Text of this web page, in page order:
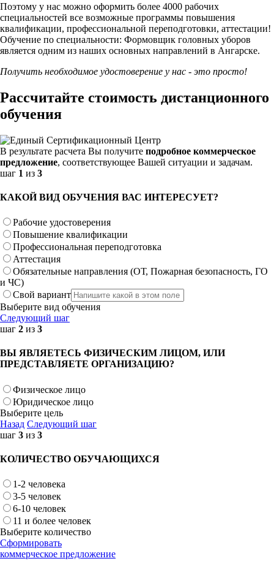
Поэтому у нас можно оформить более 4000 рабочих
специальностей все возможные программы повышения
квалификации, профессиональной переподготовки, аттестации!
Обучение по специальности: Формовщик головных уборов
является одним из наших основных направлений в Ангарске.
Получить необходимое удостоверение у нас - это просто!
Рассчитайте стоимость дистанционного
обучения
В результате расчета Вы получите подробное коммерческое
предложение, соответствующее Вашей ситуации и задачам.
шаг 1 из 3
КАКОЙ ВИД ОБУЧЕНИЯ ВАС ИНТЕРЕСУЕТ?
Рабочие удостоверения
Повышение квалификации
Профессиональная переподготовка
Аттестация
Обязательные направления (ОТ, Пожарная безопасность, ГО
и ЧС)
Свой вариант
Выберите вид обучения
Следующий шаг
шаг 2 из 3
ВЫ ЯВЛЯЕТЕСЬ ФИЗИЧЕСКИМ ЛИЦОМ, ИЛИ
ПРЕДСТАВЛЯЕТЕ ОРГАНИЗАЦИЮ?
Физическое лицо
Юридическое лицо
Выберите цель
Назад Следующий шаг
шаг 3 из 3
КОЛИЧЕСТВО ОБУЧАЮЩИХСЯ
1-2 человека
3-5 человек
6-10 человек
11 и более человек
Выберите количество
Сформировать
коммерческое предложение